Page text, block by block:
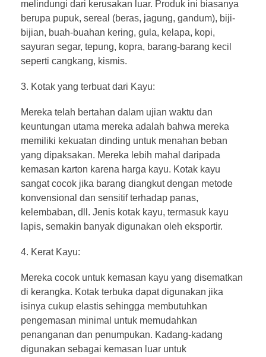
melindungi dari kerusakan luar. Produk ini biasanya
berupa pupuk, sereal (beras, jagung, gandum), biji-
bijian, buah-buahan kering, gula, kelapa, kopi,
sayuran segar, tepung, kopra, barang-barang kecil
seperti cangkang, kismis.
Kotak yang terbuat dari Kayu:
Mereka telah bertahan dalam ujian waktu dan
keuntungan utama mereka adalah bahwa mereka
memiliki kekuatan dinding untuk menahan beban
yang dipaksakan. Mereka lebih mahal daripada
kemasan karton karena harga kayu. Kotak kayu
sangat cocok jika barang diangkut dengan metode
konvensional dan sensitif terhadap panas,
kelembaban, dll. Jenis kotak kayu, termasuk kayu
lapis, semakin banyak digunakan oleh eksportir.
Kerat Kayu:
Mereka cocok untuk kemasan kayu yang disematkan
di kerangka. Kotak terbuka dapat digunakan jika
isinya cukup elastis sehingga membutuhkan
pengemasan minimal untuk memudahkan
penanganan dan penumpukan. Kadang-kadang
digunakan sebagai kemasan luar untuk